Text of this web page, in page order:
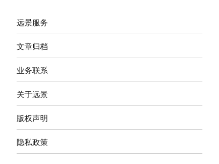
远景服务
文章归档
业务联系
关于远景
版权声明
隐私政策